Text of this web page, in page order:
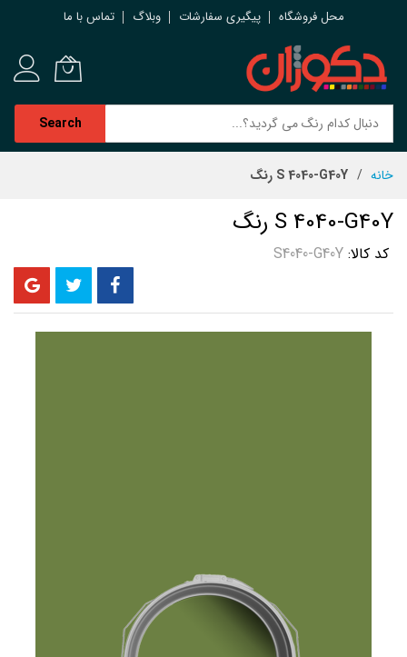
محل فروشگاه پیگیری سفارشات وبلاگ تماس با ما
Search
خانه S 4040-G40Y رنگ
S 4040-G40Y رنگ
کد کالا S4040-G40Y